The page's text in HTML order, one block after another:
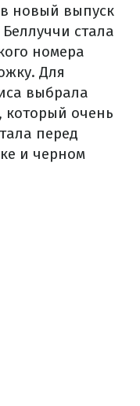
новый выпуск
стала
номера
Для
выбрала
очень
перед
и черном